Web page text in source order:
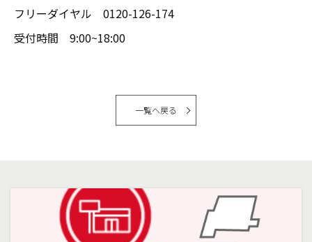
フリーダイヤル 0120-126-174
受付時間 9:00~18:00
一覧へ戻る